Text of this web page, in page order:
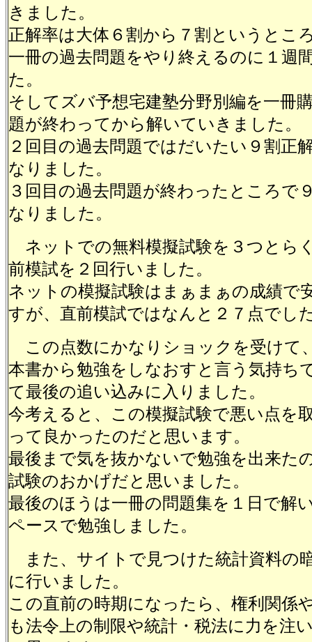
きました。
正解率は大体６割から７割というとこ
一冊の過去問題をやり終えるのに１週
た。
そしてズバ予想宅建塾分野別編を一冊
題が終わってから解いていきました。
２回目の過去問題ではだいたい９割正
なりました。
３回目の過去問題が終わったところで
なりました。
ネットでの無料模擬試験を３つとら
前模試を２回行いました。
ネットの模擬試験はまぁまぁの成績で
すが、直前模試ではなんと２７点でし
この点数にかなりショックを受けて
本書から勉強をしなおすと言う気持ち
て最後の追い込みに入りました。
今考えると、この模擬試験で悪い点を
って良かったのだと思います。
最後まで気を抜かないで勉強を出来た
試験のおかげだと思いました。
最後のほうは一冊の問題集を１日で解
ペースで勉強しました。
また、サイトで見つけた統計資料の
に行いました。
この直前の時期になったら、権利関係
も法令上の制限や統計・税法に力を注